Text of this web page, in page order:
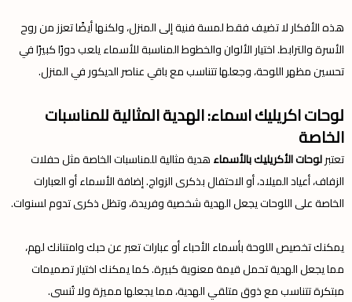
هذه الأفكار لا تضيف فقط لمسة فنية إلى المنزل، ولكنها أيضًا تعزز من روح
الأسرة والترابط. اختيار الألوان والخطوط المناسبة للأسماء يلعب دورًا كبيرًا في
تحسين مظهر اللوحة، وجعلها تتناسب مع باقي عناصر الديكور في المنزل.
لوحات اكريليك اسماء: الهدية المثالية للمناسبات
الخاصة
تعتبرلوحات الأكريليك بالأسماءهدية مثالية للمناسبات الخاصة مثل حفلات
الزفاف، أعياد الميلاد، أو الاحتفال بذكرى الزواج. إضافة الأسماء أو العبارات
الخاصة على اللوحات يجعل الهدية شخصية وفريدة، وتظل ذكرى تدوم لسنوات.
يمكنك تخصيص اللوحة بأسماء الأحباء أو عبارات تعبر عن حبك وامتنانك لهم،
مما يجعل الهدية تحمل قيمة معنوية كبيرة. كما يمكنك اختيار تصميمات
مبتكرة تتناسب مع ذوق متلقي الهدية، مما يجعلها مميزة ولا تُنسى.